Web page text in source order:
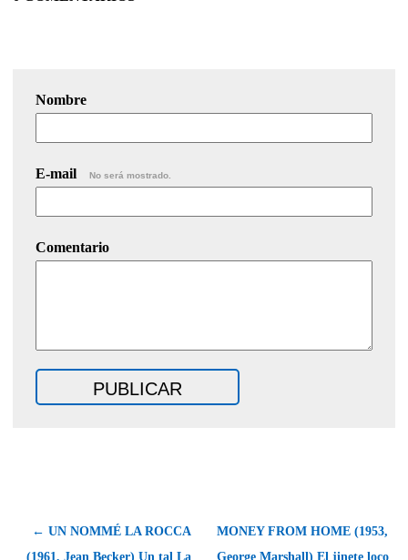
Nombre
E-mail No será mostrado.
Comentario
← UN NOMMÉ LA ROCCA
(1961, Jean Becker) Un tal La
MONEY FROM HOME (1953,
George Marshall) El jinete loco